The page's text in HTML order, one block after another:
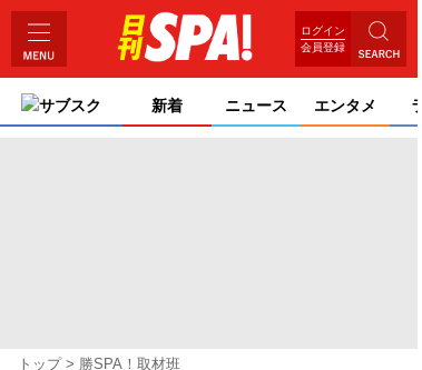
ログイン
会員登録
サブスク 新着 ニュース エンタメ
トップ 勝SPA！取材班